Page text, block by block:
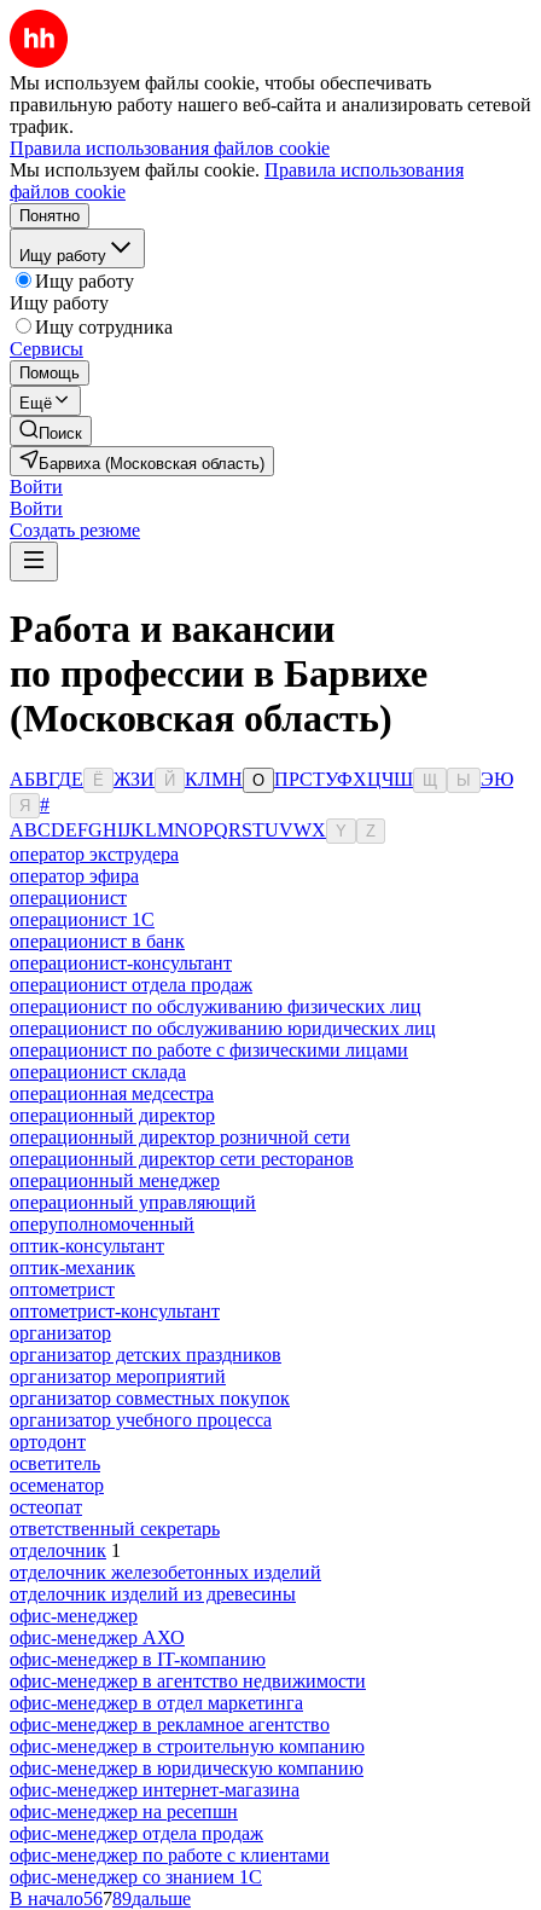
Мы используем файлы cookie, чтобы обеспечивать
правильную работу нашего веб-сайта и анализировать сетевой
трафик.
Правила использования файлов cookie
Мы используем файлы cookie. Правила использования
файлов cookie
Понятно
Ищу работу
Ищу работу
Ищу работу
Ищу сотрудника
Сервисы
Помощь
Ещё
Поиск
Барвиха (Московская область)
Войти
Войти
Создать резюме
Работа и вакансии
по профессии в Барвихе
(Московская область)
АБВГДЕ Ё ЖЗИ Й КЛМН О ПРСТУФХЦЧШ Ы ЭЮ
Я
#
ABCDEFGHIJKLMNOPQRSTUVWX Y Z
оператор экструдера
оператор эфира
операционист
операционист 1С
операционист в банк
операционист-консультант
операционист отдела продаж
операционист по обслуживанию физических лиц
операционист по обслуживанию юридических лиц
операционист по работе с физическими лицами
операционист склада
операционная медсестра
операционный директор
операционный директор розничной сети
операционный директор сети ресторанов
операционный менеджер
операционный управляющий
оперуполномоченный
оптик-консультант
оптик-механик
оптометрист
оптометрист-консультант
организатор
организатор детских праздников
организатор мероприятий
организатор совместных покупок
организатор учебного процесса
ортодонт
осветитель
осеменатор
остеопат
ответственный секретарь
отделочник 1
отделочник железобетонных изделий
отделочник изделий из древесины
офис-менеджер
офис-менеджер АХО
офис-менеджер в IT-компанию
офис-менеджер в агентство недвижимости
офис-менеджер в отдел маркетинга
офис-менеджер в рекламное агентство
офис-менеджер в строительную компанию
офис-менеджер в юридическую компанию
офис-менеджер интернет-магазина
офис-менеджер на ресепшн
офис-менеджер отдела продаж
офис-менеджер по работе с клиентами
офис-менеджер со знанием 1С
В начало56789дальше